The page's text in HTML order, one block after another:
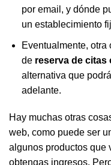
por email, y dónde
un establecimiento
Eventualmente,
de reserva de citas
alternativa que
adelante.
Hay muchas otras
web, como puede ser
algunos productos que
obtengas ingresos.